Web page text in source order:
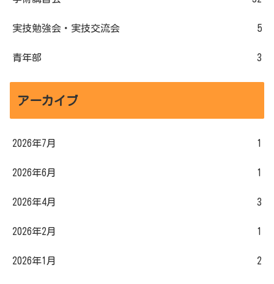
実技勉強会・実技交流会 5
青年部 3
アーカイブ
2026年7月 1
2026年6月 1
2026年4月 3
2026年2月 1
2026年1月 2